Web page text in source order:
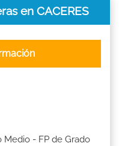
en CACERES
Medio - FP de Grado